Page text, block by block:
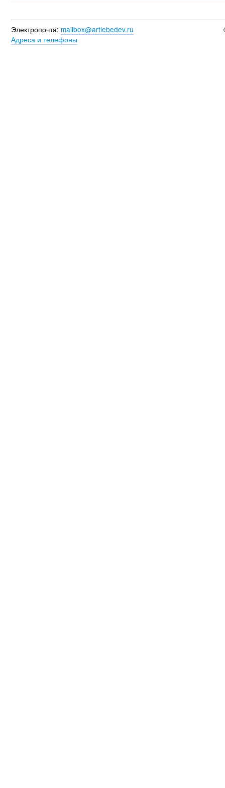
Электропочта: mailbox@artlebedev.ru
Адреса и телефоны